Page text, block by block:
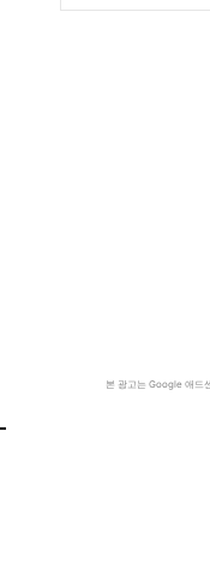
본 광고는 Google 애드